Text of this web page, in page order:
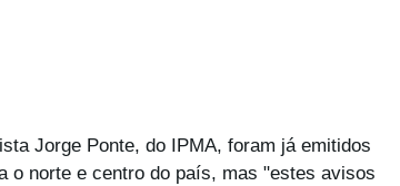
Jorge Ponte, do IPMA, foram já emitidos
o norte e centro do país, mas "estes avisos